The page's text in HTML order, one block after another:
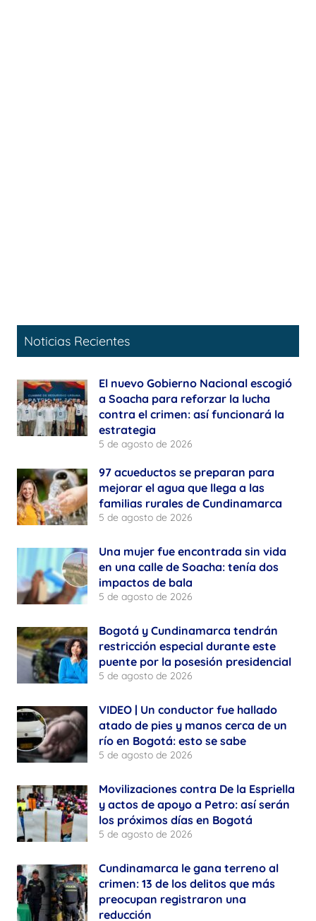
Noticias Recientes
El nuevo Gobierno Nacional escogió
a Soacha para reforzar la lucha
contra el crimen: así funcionará la
estrategia
5 de agosto de 2026
97 acueductos se preparan para
mejorar el agua que llega a las
familias rurales de Cundinamarca
5 de agosto de 2026
Una mujer fue encontrada sin vida
en una calle de Soacha: tenía dos
impactos de bala
5 de agosto de 2026
Bogotá y Cundinamarca tendrán
restricción especial durante este
puente por la posesión presidencial
5 de agosto de 2026
VIDEO | Un conductor fue hallado
atado de pies y manos cerca de un
río en Bogotá: esto se sabe
5 de agosto de 2026
Movilizaciones contra De la Espriella
y actos de apoyo a Petro: así serán
los próximos días en Bogotá
5 de agosto de 2026
Cundinamarca le gana terreno al
crimen: 13 de los delitos que más
preocupan registraron una
reducción